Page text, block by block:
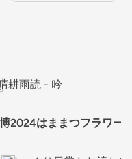
耕雨読 - 吟
2024はままつフラワー